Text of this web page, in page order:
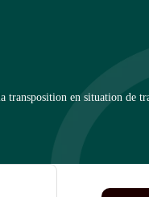
en situation de